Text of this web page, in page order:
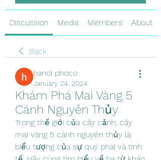
Discussion Media Members About
Back
hanoi phoco
January 24, 2024
Khám Phá Mai Vàng 5
Cánh Nguyên Thủy
Trong thế giới của cây cảnh, cây
mai vàng 5 cánh nguyên thủy là
biểu tượng của sự quý phái và tinh